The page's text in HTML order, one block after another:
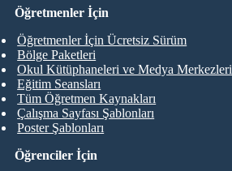
Öğrenciler İçin
Öğretmenler İçin
Öğretmenler İçin Ücretsiz Sürüm
Bölge Paketleri
Okul Kütüphaneleri ve Medya Merkezleri
Eğitim Seansları
Tüm Öğretmen Kaynakları
Çalışma Sayfası Şablonları
Poster Şablonları